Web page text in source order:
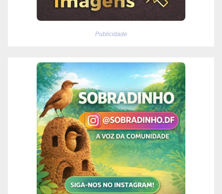
Publicidade